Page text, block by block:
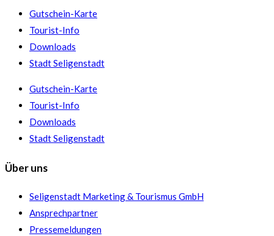
Gutschein-Karte
Tourist-Info
Downloads
Stadt Seligenstadt
Gutschein-Karte
Tourist-Info
Downloads
Stadt Seligenstadt
Über uns
Seligenstadt Marketing & Tourismus GmbH
Ansprechpartner
Pressemeldungen